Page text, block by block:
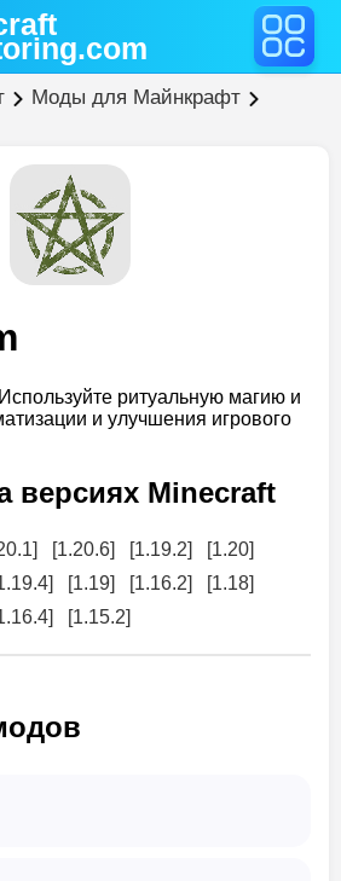
.com
Моды для Майнкрафт
ритуальную магию и
и улучшения игрового
версиях Minecraft
[1.20.6] [1.19.2]
[1.20]
[1.19] [1.16.2]
[1.18]
[1.15.2]